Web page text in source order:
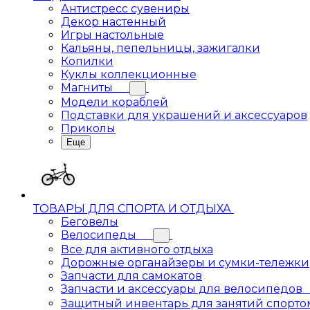
Антистресс сувениры
Декор настенный
Игры настольные
Кальяны, пепельницы, зажигалки
Копилки
Куклы коллекционные
Магниты
Модели кораблей
Подставки для украшений и аксессуаров
Приколы
Еще
ТОВАРЫ ДЛЯ СПОРТА И ОТДЫХА
Беговелы
Велосипеды
Все для активного отдыха
Дорожные органайзеры и сумки-тележки
Запчасти для самокатов
Запчасти и аксессуары для велосипедов
Защитный инвентарь для занятий